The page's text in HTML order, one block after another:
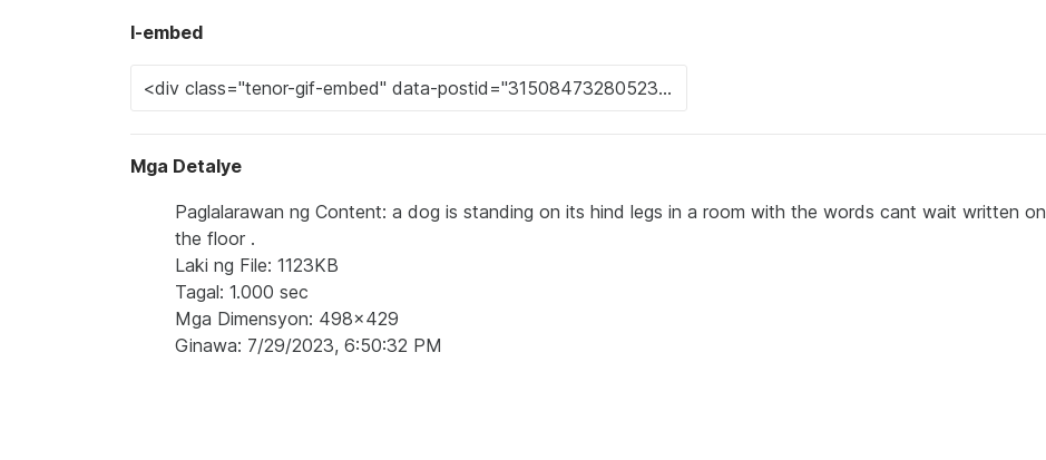
I-embed
Mga Detalye
Paglalarawan ng Content: a dog is standing on its hind legs in a room with the words cant wait written on
the floor .
Laki ng File: 1123KB
Tagal: 1.000 sec
Mga Dimensyon: 498x429
Ginawa: 7/29/2023, 6:50:32 PM